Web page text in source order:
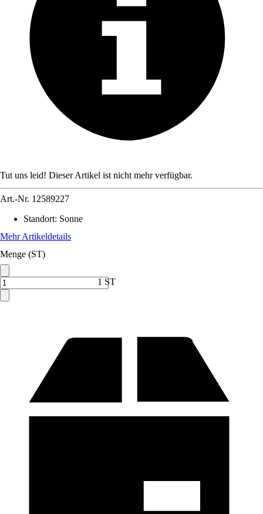
Tut uns leid! Dieser Artikel ist nicht mehr verfügbar.
Art.-Nr. 12589227
Standort: Sonne
Mehr Artikeldetails
Menge (ST)
1 ST